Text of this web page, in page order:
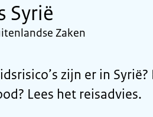
Syrië
Zaken
zijn er in
Lees het reisadvies.